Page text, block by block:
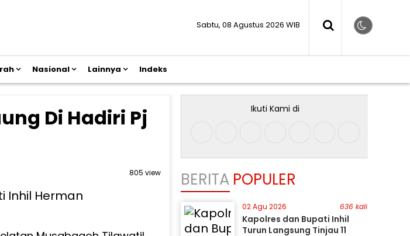
Sabtu, 08 Agustus 2026 WIB
Nasional Lainnya Indeks
Di Hadiri Pj
805 view
Ikuti Kami di
BERITA POPULER
02 Agu 2026 636 kali
Kapolres dan Bupati Inhil
Turun Langsung Tinjau 11